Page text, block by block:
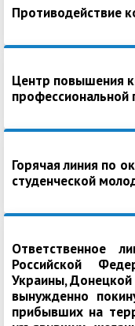
Противодействие
Центр повышения
профессиональной
Горячая линия по
студенческой
Ответственное
Российской
Украины, Донецкой
вынужденно
прибывших на